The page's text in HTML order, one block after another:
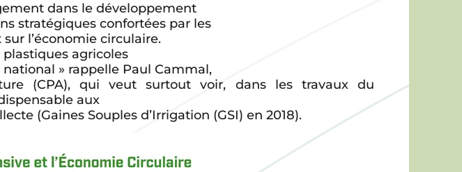
dans le développement
stratégiques confortées par les
l’économie circulaire.
plastiques agricoles
» rappelle Paul Cammal,
(CPA), qui veut surtout voir, dans les travaux du
aux
(Gaines Souples d’Irrigation (GSI) en 2018).